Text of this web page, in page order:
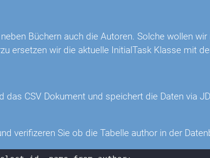
Büchern auch die Autoren. Solche wollen
ersetzen wir die aktuelle InitialTask Klasse mit
das CSV Dokument und speichert die Daten via
verifizeren Sie ob die Tabelle author in der